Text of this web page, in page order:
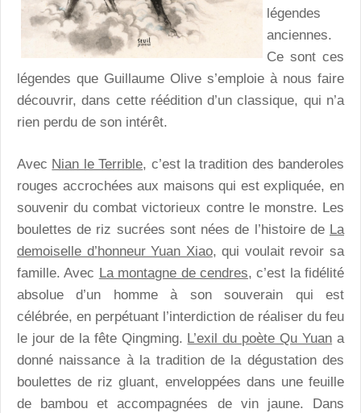
légendes
anciennes.
Ce sont ces
légendes que Guillaume Olive s’emploie à nous faire
découvrir, dans cette réédition d’un classique, qui n’a
rien perdu de son intérêt.
Avec Nian le Terrible, c’est la tradition des banderoles
rouges accrochées aux maisons qui est expliquée, en
souvenir du combat victorieux contre le monstre. Les
boulettes de riz sucrées sont nées de l’histoire de La
demoiselle d’honneur Yuan Xiao, qui voulait revoir sa
famille. Avec La montagne de cendres, c’est la fidélité
absolue d’un homme à son souverain qui est
célébrée, en perpétuant l’interdiction de réaliser du feu
le jour de la fête Qingming. L’exil du poète Qu Yuan a
donné naissance à la tradition de la dégustation des
boulettes de riz gluant, enveloppées dans une feuille
de bambou et accompagnées de vin jaune. Dans